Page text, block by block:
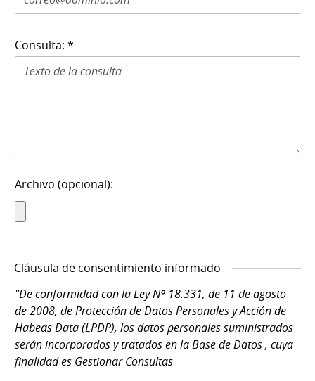
Consulta: *
Archivo (opcional):
Cláusula de consentimiento informado
"De conformidad con la Ley Nº 18.331, de 11 de agosto
de 2008, de Protección de Datos Personales y Acción de
Habeas Data (LPDP), los datos personales suministrados
serán incorporados y tratados en la Base de Datos , cuya
finalidad es Gestionar Consultas